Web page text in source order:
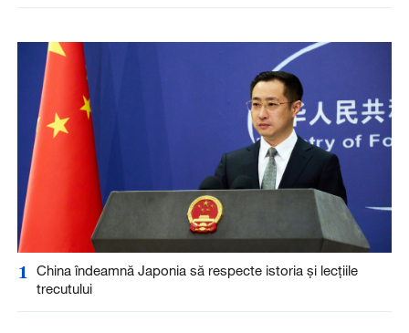
1
China îndeamnă Japonia să respecte istoria și lecțiile
trecutului